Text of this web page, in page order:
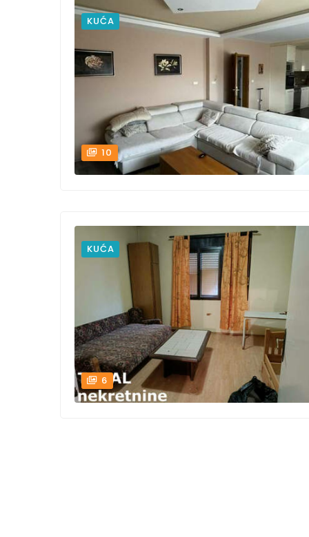
KUĆA
10
KUĆA
6